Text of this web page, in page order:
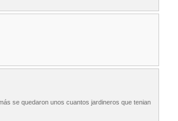
se quedaron unos cuantos jardineros que tenian